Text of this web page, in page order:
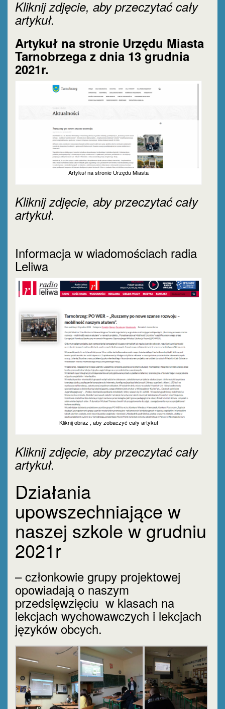
Kliknij zdjęcie, aby przeczytać cały
artykuł.
Artykuł na stronie Urzędu Miasta
Tarnobrzega z dnia 13 grudnia
2021r.
Artykuł na stronie Urzędu Miasta
Kliknij zdjęcie, aby przeczytać cały
artykuł.
Informacja w wiadomościach radia
Leliwa
Kliknij obraz , aby zobaczyć cały artykuł
Kliknij zdjęcie, aby przeczytać cały
artykuł.
Działania
upowszechniające w
naszej szkole w grudniu
2021r
– członkowie grupy projektowej
opowiadają o naszym
przedsięwzięciu w klasach na
lekcjach wychowawczych i lekcjach
języków obcych.